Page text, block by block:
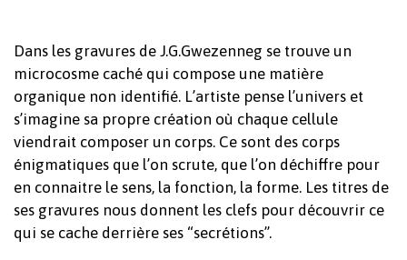
Dans les gravures de J.G.Gwezenneg se trouve un
microcosme caché qui compose une matière
organique non identifié. L’artiste pense l’univers et
s’imagine sa propre création où chaque cellule
viendrait composer un corps. Ce sont des corps
énigmatiques que l’on scrute, que l’on déchiffre pour
en connaitre le sens, la fonction, la forme. Les titres de
ses gravures nous donnent les clefs pour découvrir ce
qui se cache derrière ses “secrétions”.